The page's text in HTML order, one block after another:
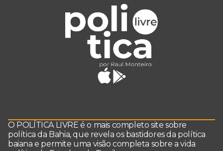
O POLÍTICA LIVRE é o mais completo site sobre
política da Bahia, que revela os bastidores da política
baiana e permite uma visão completa sobre a vida